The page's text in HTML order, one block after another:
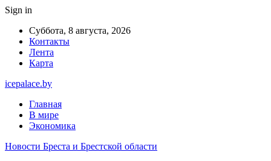
Sign in
Суббота, 8 августа, 2026
Контакты
Лента
Карта
icepalace.by
Главная
В мире
Экономика
Новости Бреста и Брестской области